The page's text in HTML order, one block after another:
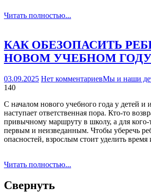
Читать полностью...
КАК ОБЕЗОПАСИТЬ
НОВОМ УЧЕБНОМ
03.09.2025 Нет комментариевМы и наши
140
С началом нового учебного года у детей и
наступает ответственная пора. Кто-то
привычному маршруту в школу, а для кого-
первым и неизведанным. Чтобы уберечь
опасностей, взрослым стоит уделить время
Читать полностью...
Свернуть